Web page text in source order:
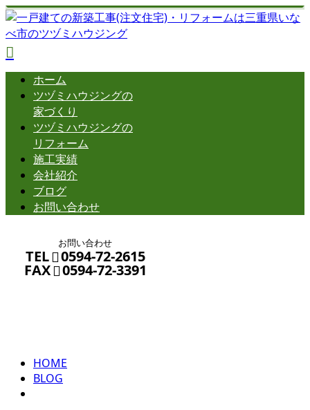
ホーム
ツヅミハウジングの
家づくり
ツヅミハウジングの
リフォーム
施工実績
会社紹介
ブログ
お問い合わせ
お問い合わせ
TEL 0594-72-2615
FAX 0594-72-3391
HOME
BLOG